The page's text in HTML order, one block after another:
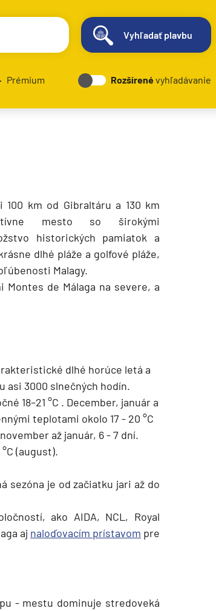
Vyhľadať plavbu
Prémium Rozšírenévyhľadávanie
100 km od Gibraltáru a 130 km
mesto so širokými
historických pamiatok a
dlhé pláže a golfové pláže,
Malagy.
de Málaga na severe, a
dlhé horúce letá a
asi 3000 slnečných hodín.
18–21 °C . December, január a
teplotami okolo 17 - 20 °C
až január, 6 - 7 dní.
(august).
sezóna je od začiatku jari až do
ako AIDA, NCL, Royal
aj naloďovacím prístavom pre
- mestu dominuje stredoveká